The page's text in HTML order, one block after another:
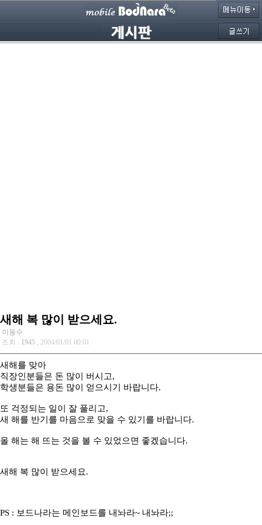
새해 복 많이 받으세요.
이동수
조회 : 1945 , 2004/01/01 00:01
새해를 맞아
직장인분들은 돈 많이 버시고,
학생분들은 용돈 많이 얻으시기 바랍니다.
또 걱정되는 일이 잘 풀리고,
새 해를 반기를 마음으로 맞을 수 있기를 바랍니다.
올 해는 해 뜨는 것을 볼 수 있었으면 좋겠습니다.
새해 복 많이 받으세요.
PS : 보드나라는 메인보드를 내놔라~ 내놔라;;